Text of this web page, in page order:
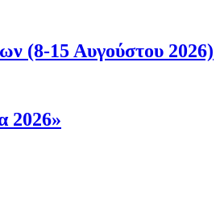
(8-15 Αυγούστου 2026)
2026»